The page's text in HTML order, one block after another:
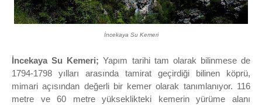
İncekaya Su Kemeri
İncekaya Su Kemeri; Yapım tarihi tam olarak bilinmese de
1794-1798 yılları arasında tamirat geçirdiği bilinen köprü,
mimari açısından değerli bir kemer olarak tanımlanıyor. 116
metre ve 60 metre yükseklikteki kemerin yürüme alanı